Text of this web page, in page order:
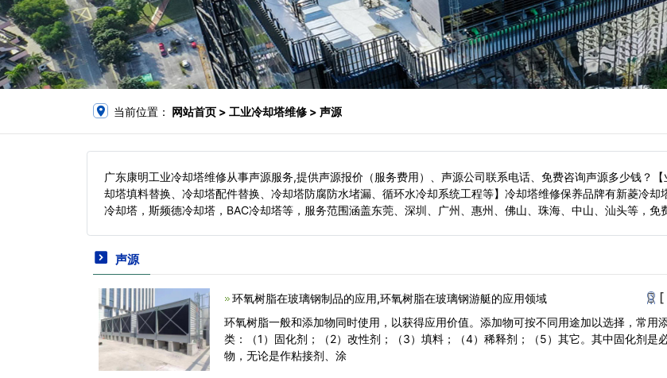
当前位置： 网站首页 > 工业冷却塔维修 > 声源
广东康明工业冷却塔维修从事声源服务,提供声源报价（服务费用）、声源公司联系电话、免费咨询声源多少钱？
却塔填料替换、冷却塔配件替换、冷却塔防腐防水堵漏、循环水冷却系统工程等】冷却塔维修保养品牌有新菱冷
冷却塔，斯频德冷却塔，BAC冷却塔等，服务范围涵盖东莞、深圳、广州、惠州、佛山、珠海、中山、汕头等， 免
声源
环氧树脂在玻璃钢制品的应用,环氧树脂在玻璃钢游艇的应用领域 [
环氧树脂一般和添加物同时使用，以获得应用价值。添加物可按不同用途加以选择，常用
类：（1）固化剂；（2）改性剂；（3）填料；（4）稀释剂；（5）其它。其中固化剂是
物，无论是作粘接剂、涂